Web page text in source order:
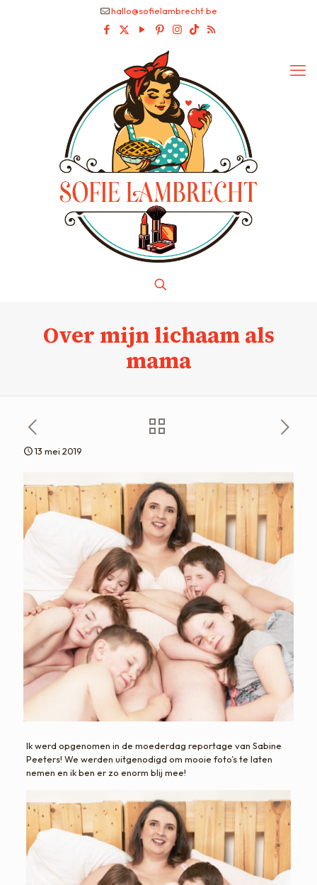
hallo@sofielambrecht.be
Over mijn lichaam als
mama
13 mei 2019
Ik werd opgenomen in de moederdag reportage van Sabine
Peeters! We werden uitgenodigd om mooie foto’s te laten
nemen en ik ben er zo enorm blij mee!